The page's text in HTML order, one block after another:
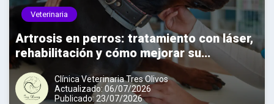
Veterinaria
Artrosis en perros: tratamiento con láser,
rehabilitación y cómo mejorar su
movilidad
Clínica Veterinaria Tres Olivos
Actualizado: 06/07/2026
Publicado: 23/07/2026